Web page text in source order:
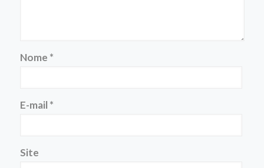
Nome *
E-mail *
Site